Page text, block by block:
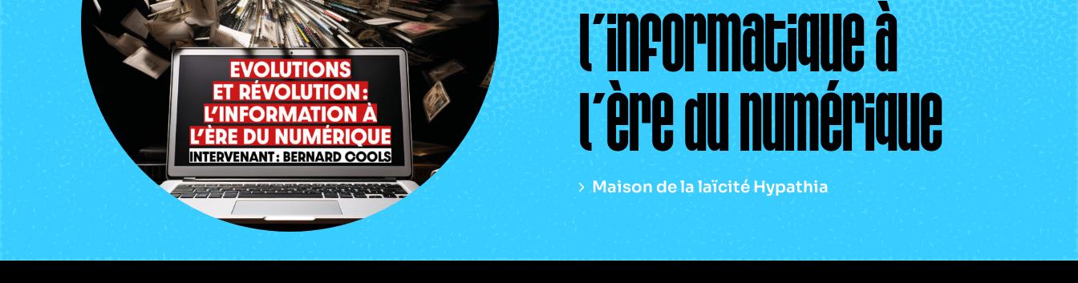
l’informatique à
l’ère du numérique
Maison de la laïcité Hypathia